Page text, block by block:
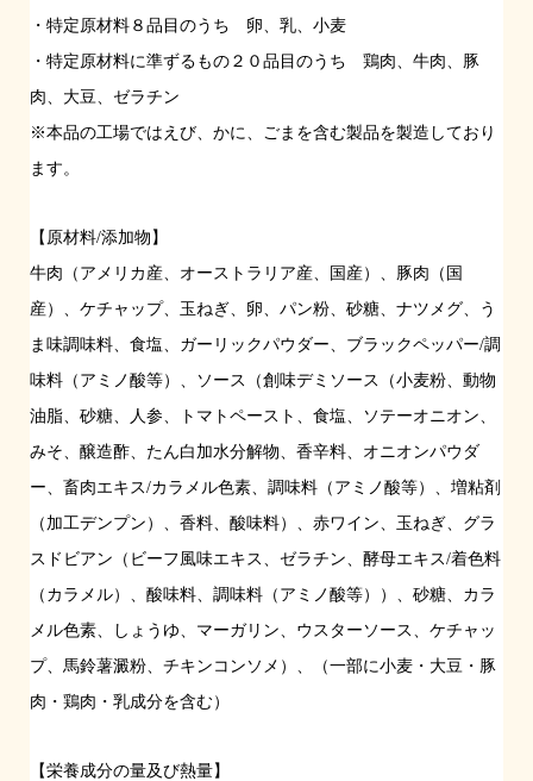
・特定原材料８品目のうち 卵、乳、小麦
・特定原材料に準ずるもの２０品目のうち 鶏肉、牛肉、豚
肉、大豆、ゼラチン
※本品の工場ではえび、かに、ごまを含む製品を製造しており
ます。
【原材料/添加物】
牛肉（アメリカ産、オーストラリア産、国産）、豚肉（国
産）、ケチャップ、玉ねぎ、卵、パン粉、砂糖、ナツメグ、う
ま味調味料、食塩、ガーリックパウダー、ブラックペッパー/調
味料（アミノ酸等）、ソース（創味デミソース（小麦粉、動物
油脂、砂糖、人参、トマトペースト、食塩、ソテーオニオン、
みそ、醸造酢、たん白加水分解物、香辛料、オニオンパウダ
ー、畜肉エキス/カラメル色素、調味料（アミノ酸等）、増粘剤
（加工デンプン）、香料、酸味料）、赤ワイン、玉ねぎ、グラ
スドビアン（ビーフ風味エキス、ゼラチン、酵母エキス/着色料
（カラメル）、酸味料、調味料（アミノ酸等））、砂糖、カラ
メル色素、しょうゆ、マーガリン、ウスターソース、ケチャッ
プ、馬鈴薯澱粉、チキンコンソメ）、（一部に小麦・大豆・豚
肉・鶏肉・乳成分を含む）
【栄養成分の量及び熱量】